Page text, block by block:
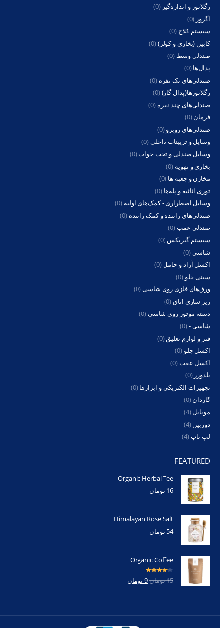
رگلاتور و اندازه‌گیر (0)
اگزوز (0)
سیستم کلاج (0)
کابین (بخاری و کولر)(0)
صندلی وسط (0)
پدال‌ها (0)
صندلی‌های تک نفره (0)
رگلاتورها(پدال گاز)(0)
صندلی‌های چند نفره (0)
فرمان (0)
صندلی‌های روبرو (0)
وسایل و تزیینات داخلی(0)
وسایل صندلی و تخت خواب(0)
بخاری و تهویه (0)
مخازن و جعبه ها (0)
توری اثاثیه و پله‌ها (0)
وسایل اضطراری - کمک‌های اولیه (0)
صندلی‌های راننده و کمک راننده (0)
صندلی عقب(0)
سیستم گیربکس (0)
شاسی(0)
اکسل آزاد و حامل (0)
سینی جلو (0)
ورق‌های فلزی روی شاسی(0)
زیر سازی اتاق(0)
دسته موتور روی شاسی(0)
شاسی -(0)
فنر و لوازم تعلیق(0)
اکسل جلو (0)
اکسل عقب(0)
بلدوزر (0)
تجهیزات الکتریکی و ابزارها (0)
گاردان (0)
موبایل (4)
دوربین (4)
لپ تاپ(4)
FEATURED
Organic Herbal Tee
16 تومان
Himalayan Rose Salt
54 تومان
Organic Coffee
امتیاز4.00
از 5 15تومان9تومان